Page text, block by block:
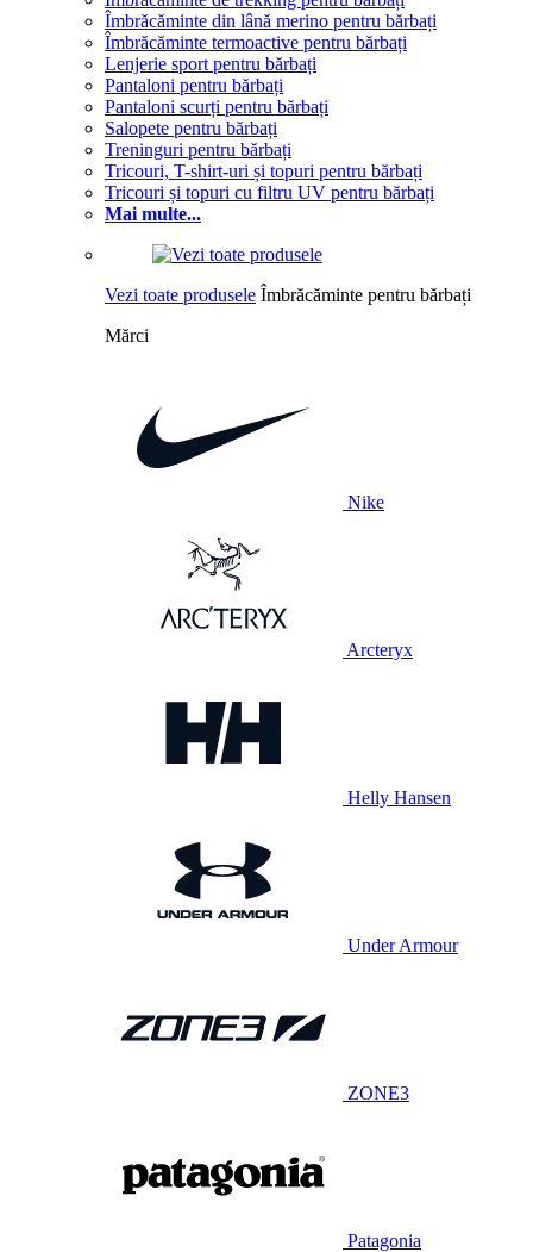
Îmbrăcăminte din lână merino pentru bărbați
Îmbrăcăminte termoactive pentru bărbați
Lenjerie sport pentru bărbați
Pantaloni pentru bărbați
Pantaloni scurți pentru bărbați
Salopete pentru bărbați
Treninguri pentru bărbați
Tricouri, T-shirt-uri și topuri pentru bărbați
Tricouri și topuri cu filtru UV pentru bărbați
Mai multe...
Vezi toate produsele Îmbrăcăminte pentru bărbați
Mărci
Nike
Arcteryx
Helly Hansen
Under Armour
ZONE3
Patagonia